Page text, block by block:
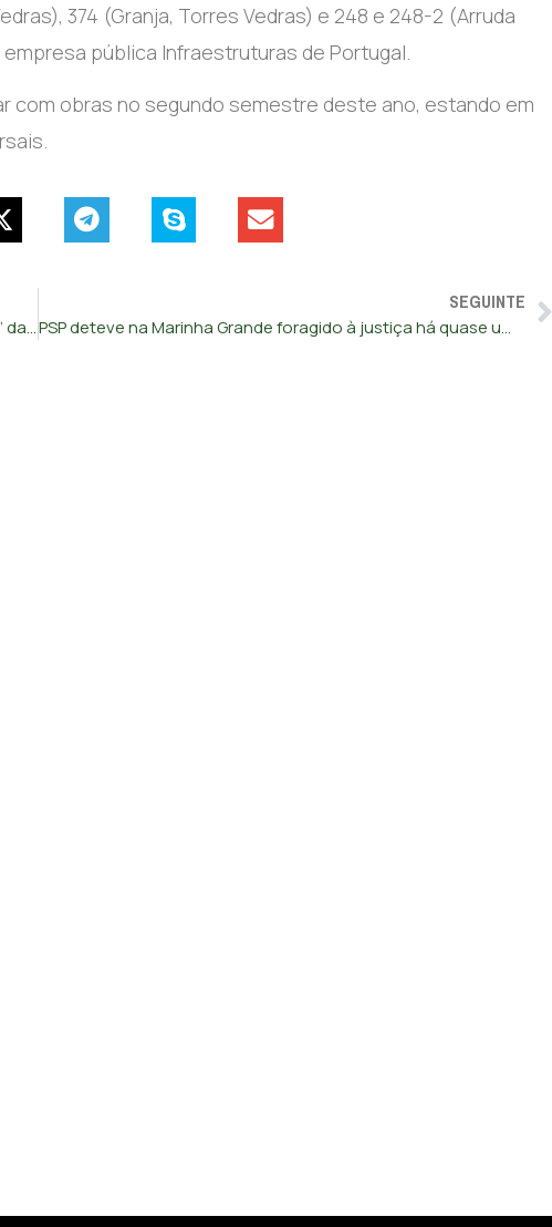
374 (Granja, Torres Vedras) e 248 e 248-2 (Arruda
pública Infraestruturas de Portugal.
com obras no segundo semestre deste ano, estando em
Ex-diretor do SIRESP tentou contratar empresa “fantasma” da mulher por milhares de euros
SEGUINTE
PSP deteve na Marinha Grande foragido à justiça há quase uma década